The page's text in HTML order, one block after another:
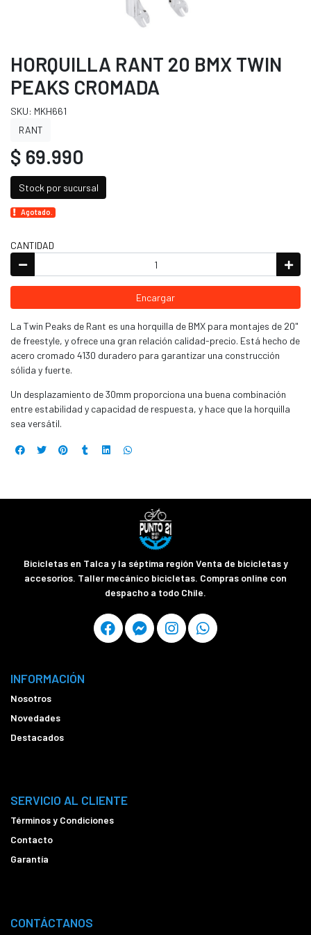
HORQUILLA RANT 20 BMX TWIN
PEAKS CROMADA
SKU: MKH661
RANT
$ 69.990
Stock por sucursal
Agotado.
CANTIDAD
Encargar
La Twin Peaks de Rant es una horquilla de BMX para montajes de 20"
de freestyle, y ofrece una gran relación calidad-precio. Está hecho de
acero cromado 4130 duradero para garantizar una construcción
sólida y fuerte.
Un desplazamiento de 30mm proporciona una buena combinación
entre estabilidad y capacidad de respuesta, y hace que la horquilla
sea versátil.
Bicicletas en Talca y la séptima región Venta de bicicletas y
accesorios. Taller mecánico bicicletas. Compras online con
despacho a todo Chile.
INFORMACIÓN
Nosotros
Novedades
Destacados
SERVICIO AL CLIENTE
Términos y Condiciones
Contacto
Garantía
CONTÁCTANOS